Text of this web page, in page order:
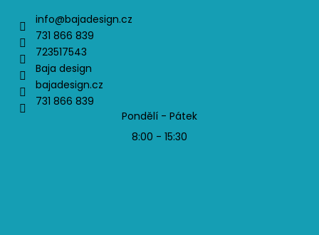
info@bajadesign.cz
731 866 839
723517543
Baja design
bajadesign.cz
731 866 839
Pondělí - Pátek
8:00 - 15:30